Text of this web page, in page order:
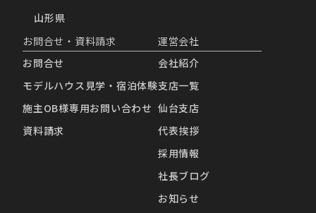
山形県
お問合せ・資料請求
お問合せ
モデルハウス見学・宿泊体験
施主OB様専用お問い合わせ
資料請求
運営会社
会社紹介
支店一覧
仙台支店
代表挨拶
採用情報
社長ブログ
お知らせ